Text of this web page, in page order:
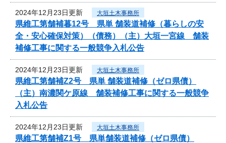
2024年12月23日更新 大垣土木事務所
県維工第舗補暮12号 県単 舗装道補修（暮らしの安
全・安心確保対策）（債務）（主）大垣一宮線 舗装
補修工事に関する一般競争入札公告
2024年12月23日更新 大垣土木事務所
県維工第舗補Z2号 県単 舗装道補修（ゼロ県債）
（主）南濃関ケ原線 舗装補修工事に関する一般競争
入札公告
2024年12月23日更新 大垣土木事務所
県維工第舗補Z1号 県単舗装道補修（ゼロ県債）